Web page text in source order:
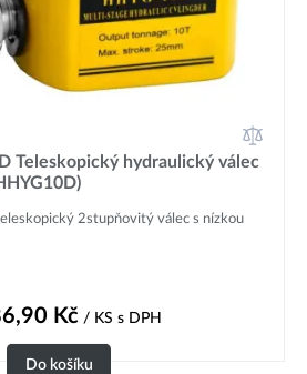
Teleskopický hydraulický válec
2stupňovitý válec s nízkou
Kč/ KS s DPH
Do košíku